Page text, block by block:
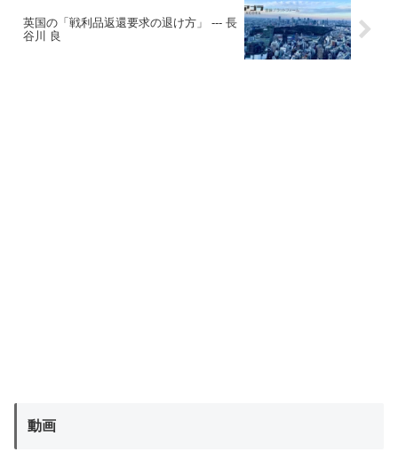
英国の「戦利品返還要求の退け方」 --- 長
谷川 良
動画